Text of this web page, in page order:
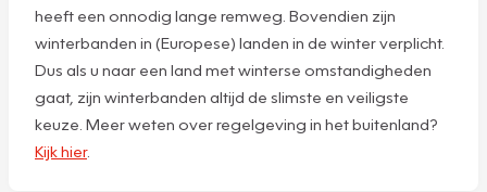
heeft een onnodig lange remweg. Bovendien zijn
winterbanden in (Europese) landen in de winter verplicht.
Dus als u naar een land met winterse omstandigheden
gaat, zijn winterbanden altijd de slimste en veiligste
keuze. Meer weten over regelgeving in het buitenland?
Kijk hier.